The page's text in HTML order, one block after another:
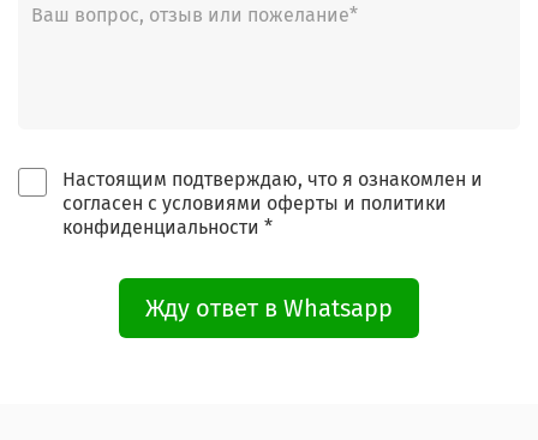
Настоящим подтверждаю, что я ознакомлен и
согласен с условиями оферты и политики
конфиденциальности *
Жду ответ в Whatsapp